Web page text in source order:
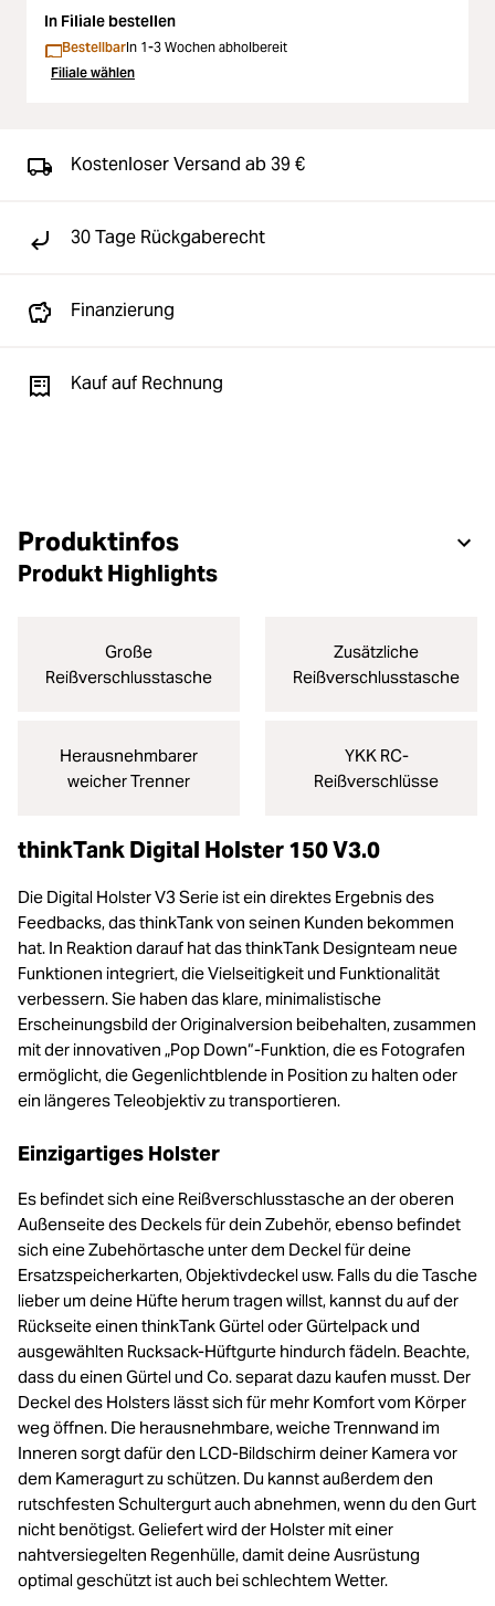
Loading...
In Filiale bestellen
BestellbarIn 1-3 Wochen abholbereit
Filiale wählen
Kostenloser Versand ab 39 €
30 Tage Rückgaberecht
Finanzierung
Kauf auf Rechnung
Produktinfos
Produkt Highlights
Große
Reißverschlusstasche
Zusätzliche
Reißverschlusstasche
Herausnehmbarer
weicher Trenner
YKK RC-
Reißverschlüsse
thinkTank Digital Holster 150 V3.0
Die Digital Holster V3 Serie ist ein direktes Ergebnis des
Feedbacks, das thinkTank von seinen Kunden bekommen
hat. In Reaktion darauf hat das thinkTank Designteam neue
Funktionen integriert, die Vielseitigkeit und Funktionalität
verbessern. Sie haben das klare, minimalistische
Erscheinungsbild der Originalversion beibehalten, zusammen
mit der innovativen „Pop Down“-Funktion, die es Fotografen
ermöglicht, die Gegenlichtblende in Position zu halten oder
ein längeres Teleobjektiv zu transportieren.
Einzigartiges Holster
Es befindet sich eine Reißverschlusstasche an der oberen
Außenseite des Deckels für dein Zubehör, ebenso befindet
sich eine Zubehörtasche unter dem Deckel für deine
Ersatzspeicherkarten, Objektivdeckel usw. Falls du die Tasche
lieber um deine Hüfte herum tragen willst, kannst du auf der
Rückseite einen thinkTank Gürtel oder Gürtelpack und
ausgewählten Rucksack-Hüftgurte hindurch fädeln. Beachte,
dass du einen Gürtel und Co. separat dazu kaufen musst. Der
Deckel des Holsters lässt sich für mehr Komfort vom Körper
weg öffnen. Die herausnehmbare, weiche Trennwand im
Inneren sorgt dafür den LCD-Bildschirm deiner Kamera vor
dem Kameragurt zu schützen. Du kannst außerdem den
rutschfesten Schultergurt auch abnehmen, wenn du den Gurt
nicht benötigst. Geliefert wird der Holster mit einer
nahtversiegelten Regenhülle, damit deine Ausrüstung
optimal geschützt ist auch bei schlechtem Wetter.